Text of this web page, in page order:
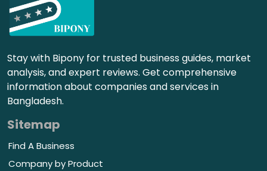
Stay with Bipony for trusted business guides, market
analysis, and expert reviews. Get comprehensive
information about companies and services in
Bangladesh.
Sitemap
Find A Business
Company by Product